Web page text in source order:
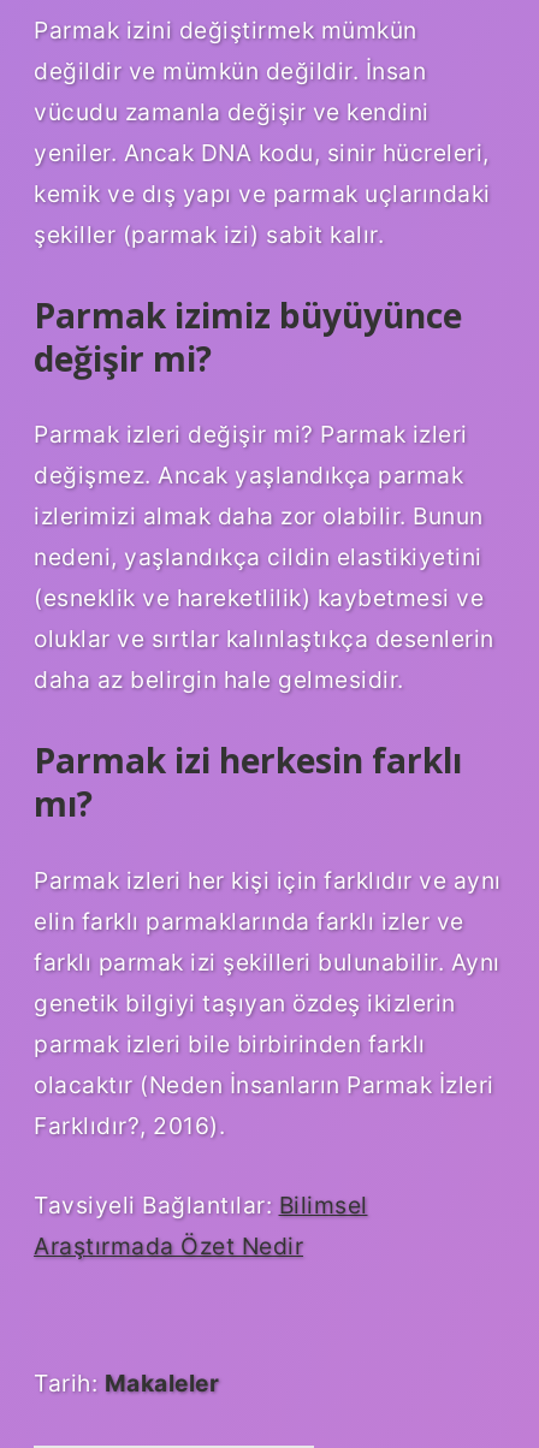
Parmak izini değiştirmek mümkün
değildir ve mümkün değildir. İnsan
vücudu zamanla değişir ve kendini
yeniler. Ancak DNA kodu, sinir hücreleri,
kemik ve dış yapı ve parmak uçlarındaki
şekiller (parmak izi) sabit kalır.
Parmak izimiz büyüyünce
değişir mi?
Parmak izleri değişir mi? Parmak izleri
değişmez. Ancak yaşlandıkça parmak
izlerimizi almak daha zor olabilir. Bunun
nedeni, yaşlandıkça cildin elastikiyetini
(esneklik ve hareketlilik) kaybetmesi ve
oluklar ve sırtlar kalınlaştıkça desenlerin
daha az belirgin hale gelmesidir.
Parmak izi herkesin farklı
mı?
Parmak izleri her kişi için farklıdır ve aynı
elin farklı parmaklarında farklı izler ve
farklı parmak izi şekilleri bulunabilir. Aynı
genetik bilgiyi taşıyan özdeş ikizlerin
parmak izleri bile birbirinden farklı
olacaktır (Neden İnsanların Parmak İzleri
Farklıdır?, 2016).
Tavsiyeli Bağlantılar: Bilimsel
Araştırmada Özet Nedir
Tarih: Makaleler